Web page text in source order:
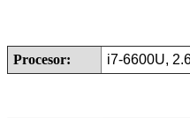
Procesor: i7-6600U,